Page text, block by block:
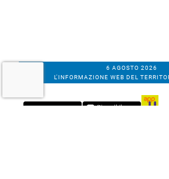
6 AGOSTO 2026
L'INFORMAZIONE WEB DEL